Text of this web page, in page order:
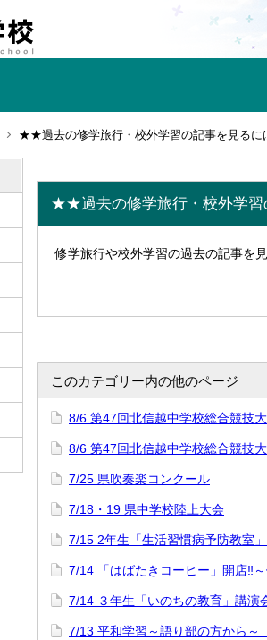
★★過去の修学旅行・校外学習の記事を見る
★★過去の修学旅行・校外学
修学旅行や校外学習の過去の記事を
このカテゴリー内の他のページ
8/6 第47回北信越中学校総合競技
8/6 第47回北信越中学校総合競技
7/25 県吹奏楽コンクール
7/18・19 県中学校陸上大会
7/15 2年生「生活習慣病予防教室」
7/14 「はばたきコーヒー」開店‼︎
7/14 ３年生「いのちの教育」講演
7/13 平和学習～語り部の方から～